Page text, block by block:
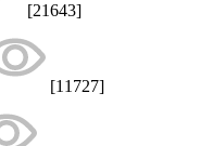
[21643]
[11727]